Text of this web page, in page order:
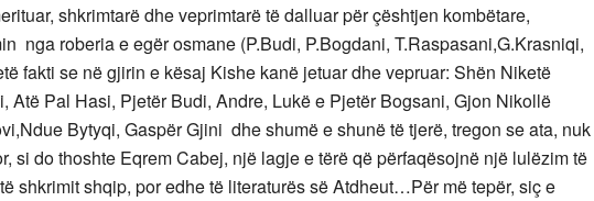
shkrimtarë dhe veprimtarë të dalluar për çështjen kombëtare,
nga roberia e egër osmane (P.Budi, P.Bogdani, T.Raspasani,G.Krasniqi,
fakti se në gjirin e kësaj Kishe kanë jetuar dhe vepruar: Shën Niketë
Atë Pal Hasi, Pjetër Budi, Andre, Lukë e Pjetër Bogsani, Gjon Nikollë
Bytyqi, Gaspër Gjini dhe shumë e shunë të tjerë, tregon se ata, nuk
si do thoshte Eqrem Cabej, një lagje e tërë që përfaqësojnë një lulëzim të
shkrimit shqip, por edhe të literaturës së Atdheut…Për më tepër, siç e